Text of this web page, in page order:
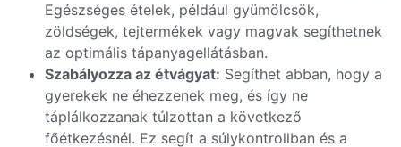
Egészséges ételek, például gyümölcsök,
zöldségek, tejtermékek vagy magvak segíthetnek
az optimális tápanyagellátásban.
Szabályozza az étvágyat: Segíthet abban, hogy a
gyerekek ne éhezzenek meg, és így ne
táplálkozzanak túlzottan a következő
főétkezésnél. Ez segít a súlykontrollban és a